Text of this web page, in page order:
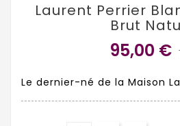
Laurent Perrier
Brut
95,00 €
Le dernier-né de la Maison